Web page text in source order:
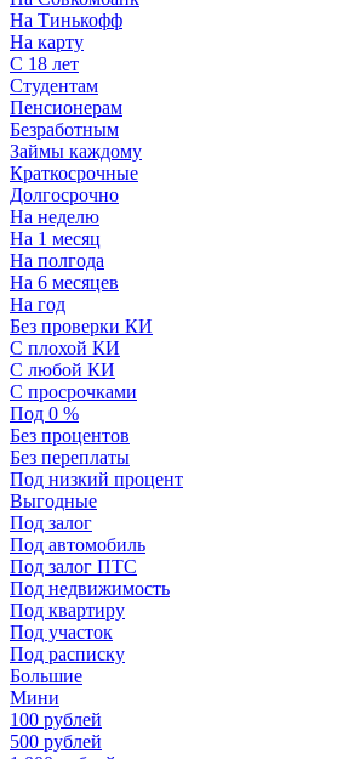
На Тинькофф
На карту
С 18 лет
Студентам
Пенсионерам
Безработным
Займы каждому
Краткосрочные
Долгосрочно
На неделю
На 1 месяц
На полгода
На 6 месяцев
На год
Без проверки КИ
С плохой КИ
С любой КИ
С просрочками
Под 0 %
Без процентов
Без переплаты
Под низкий процент
Выгодные
Под залог
Под автомобиль
Под залог ПТС
Под недвижимость
Под квартиру
Под участок
Под расписку
Большие
Мини
100 рублей
500 рублей